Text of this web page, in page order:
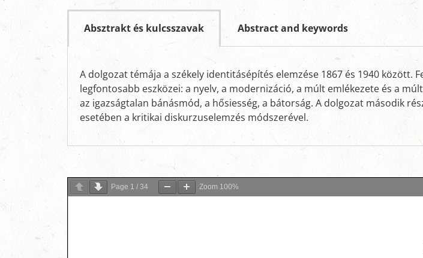
Absztrakt és kulcsszavak Abstract and keywords
A dolgozat témája a székely identitásépítés elemzése 1867 és 1940
legfontosabb eszközei: a nyelv, a modernizáció, a múlt emlékezete és a
az igazságtalan bánásmód, a hősiesség, a bátorság. A dolgozat második
esetében a kritikai diskurzuselemzés módszerével.
Page 1 / 34 Zoom 100%